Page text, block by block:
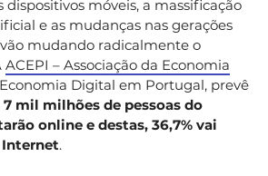
dispositivos móveis, a massificação
e as mudanças nas gerações
mudando radicalmente o
ACEPI – Associação da Economia
Digital em Portugal, prevê
7 mil milhões de pessoas do
online e destas, 36,7% vai
Internet.